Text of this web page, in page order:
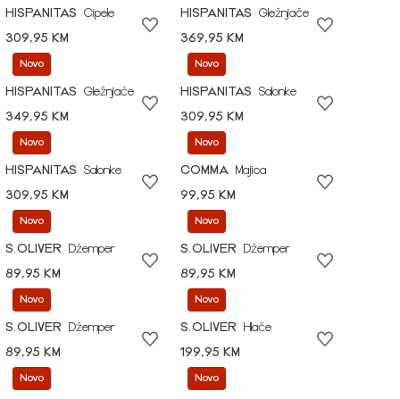
HISPANITAS
Cipele
309,95 KM
HISPANITAS
Gležnjače
369,95 KM
Novo
HISPANITAS
Gležnjače
349,95 KM
Novo
HISPANITAS
Salonke
309,95 KM
Novo
HISPANITAS
Salonke
309,95 KM
Novo
COMMA
Majica
99,95 KM
Novo
S.OLIVER
Džemper
89,95 KM
Novo
S.OLIVER
Džemper
89,95 KM
Novo
S.OLIVER
Džemper
89,95 KM
Novo
S.OLIVER
Hlače
199,95 KM
Novo Novo